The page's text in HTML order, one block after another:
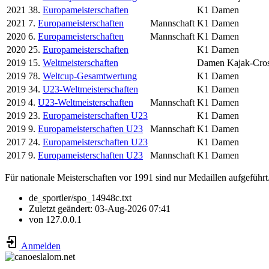
2021 38. Europameisterschaften
K1 Damen
2021 7. Europameisterschaften Mannschaft K1 Damen
2020 6. Europameisterschaften Mannschaft K1 Damen
2020 25. Europameisterschaften
K1 Damen
2019 15. Weltmeisterschaften
Damen Kajak-
2019 78. Weltcup-Gesamtwertung
K1 Damen
2019 34. U23-Weltmeisterschaften
K1 Damen
2019 4. U23-Weltmeisterschaften Mannschaft K1 Damen
2019 23. Europameisterschaften U23
K1 Damen
2019 9. Europameisterschaften U23 Mannschaft K1 Damen
2017 24. Europameisterschaften U23
K1 Damen
2017 9. Europameisterschaften U23 Mannschaft K1 Damen
Für nationale Meisterschaften vor 1991 sind nur Medaillen
de_sportler/spo_14948c.txt
Zuletzt geändert: 03-Aug-2026 07:41
von 127.0.0.1
Anmelden